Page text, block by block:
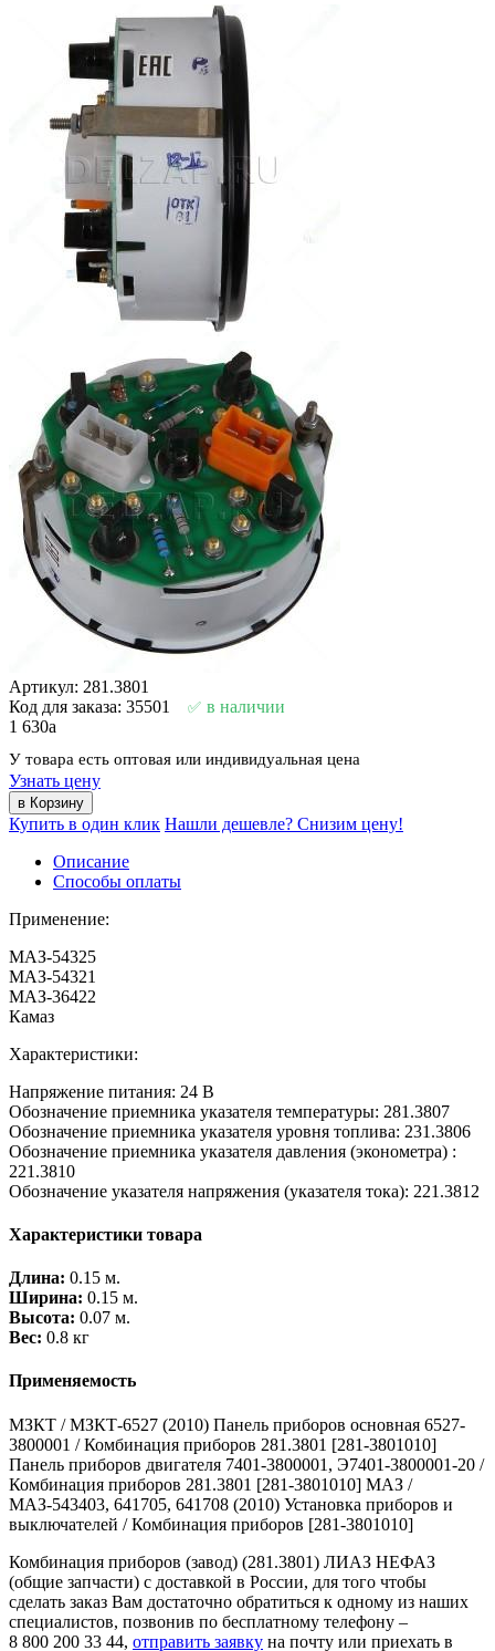
Код для заказа: 35501
в наличии
У товара есть оптовая или индивидуальная цена
Узнать цену
Купить в один клик Нашли дешевле? Снизим цену!
Описание
Способы оплаты
Применение:
МАЗ-54325
МАЗ-54321
Камаз
Характеристики:
Напряжение питания: 24 В
Обозначение приемника указателя температуры: 281.3807
Обозначение приемника указателя уровня топлива: 231.3806
Обозначение приемника указателя давления (эконометра) :
221.3810
Обозначение указателя напряжения (указателя тока): 221.3812
Ширина:0.15 м.
Высота:0.07 м.
Вес:0.8 кг
Применяемость
МЗКТ / МЗКТ-6527 (2010) Панель приборов основная 6527-
3800001 / Комбинация приборов 281.3801 [281-3801010]
Панель приборов двигателя 7401-3800001, Э7401-3800001-20 /
Комбинация приборов 281.3801 [281-3801010] МАЗ /
МАЗ-543403, 641705, 641708 (2010) Установка приборов и
выключателей / Комбинация приборов [281-3801010]
Комбинация приборов (завод) (281.3801) ЛИАЗ НЕФАЗ
(общие запчасти) с доставкой в России, для того чтобы
специалистов, позвонив по бесплатному телефону –
8 800 200 33 44,отправить заявку
офис компании.
Татарстан, г. Набережные челны, казанский проспект 198.
Безналичный
При заказе товара укажите все необходимые реквизиты для
выписки счета. Счет (без учета стоимости доставки товара)
будет сброшен по факсу или на электронную почту. Доставка
товара будет произведена только после поступления денег на
расчетный счет компании — 100% предоплаты.
Все необходимые для бухгалтерии документы (оригинал счета
на оплату, счет-фактура, накладная) выдаются вместе с